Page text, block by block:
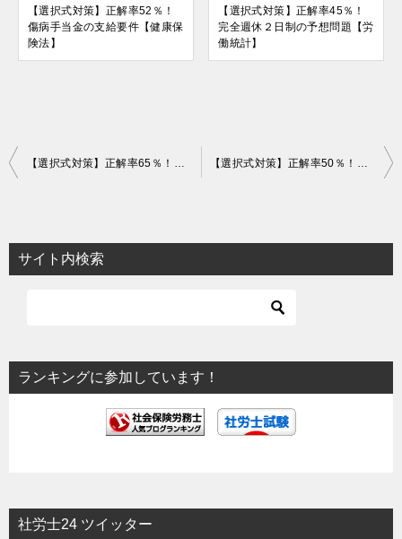
【選択式対策】正解率52％！
傷病手当金の支給要件【健康保
険法】
【選択式対策】正解率45％！
完全週休２日制の予想問題【労
働統計】
投
ビ
ゲ
ョ
ン
【選択式対策】正解率65％！平成30年度障害者雇用実態調査【統計】 【選択式対策】正解率50％！社会保障協定【社一】
サイト内検索
ランキングに参加しています！
社労士24 ツイッター